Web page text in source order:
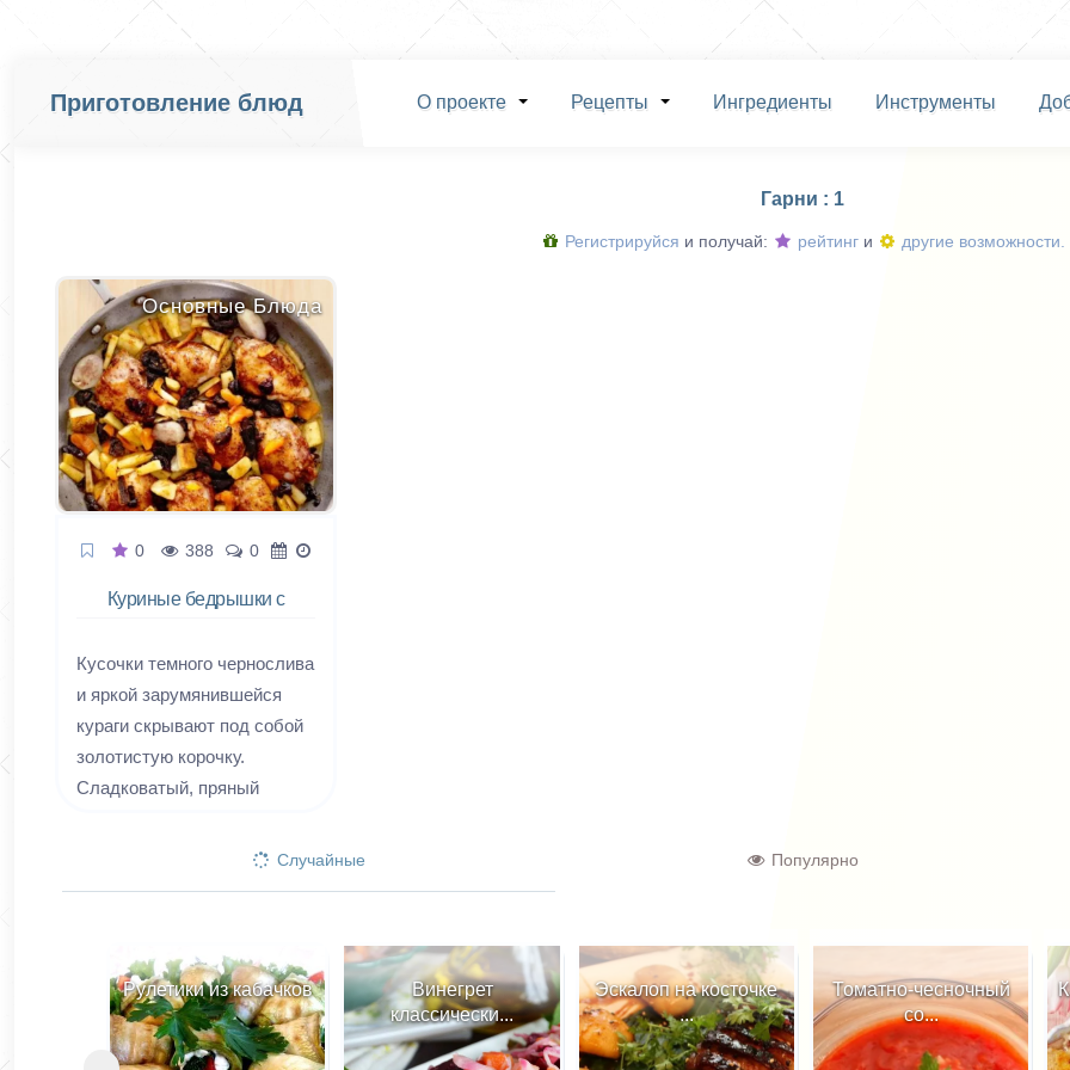
Приготовление блюд О проекте Рецепты Ингредиенты Инструменты
Гарни : 1
Регистрируйся и получай: рейтинги другие возможности.
Основные Блюда
0 388 0
Куриные бедрышки с
Кусочки темного чернослива
и яркой зарумянившейся
кураги скрывают под собой
золотистую корочку.
Сладковатый, пряный
обитателей дома на кухню,
восточное, теплое и
дурманящее. Пропитанное
этим немыслимым букетом
Случайные Популярно
Рулетики из кабачков
Винегрет
классически...
Эскалоп на косточке
...
Томатно-чесночный
со...